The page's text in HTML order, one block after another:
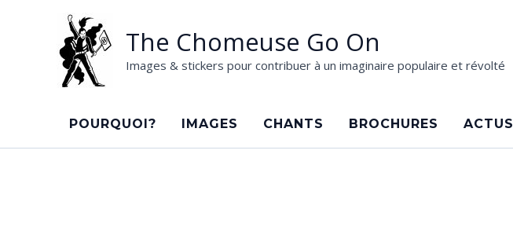
The Chomeuse Go On
Images & stickers pour contribuer à un imaginaire populaire et révolté
POURQUOI? IMAGES CHANTS BROCHURES ACTUS